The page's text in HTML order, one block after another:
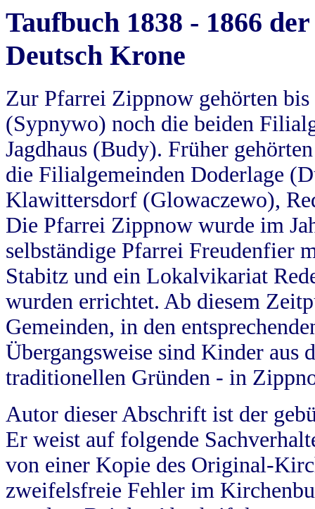
Taufbuch 1838 - 1866
Deutsch Krone
Zur Pfarrei Zippnow gehörten
(Sypnywo) noch die beiden
Jagdhaus (Budy). Früher
die Filialgemeinden Doderlage
Klawittersdorf (Glowaczewo),
Die Pfarrei Zippnow wurde im
selbständige Pfarrei Freudenfier
Stabitz und ein Lokalvikariat
wurden errichtet. Ab diesem
Gemeinden, in den
Übergangsweise sind Kinder aus
traditionellen Gründen - in
Autor dieser Abschrift ist der
Er weist auf folgende
von einer Kopie des Original-
zweifelsfreie Fehler im